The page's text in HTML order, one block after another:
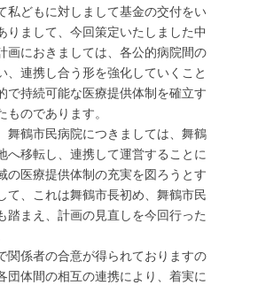
私どもに対しまして基金の交付をい
りまして、今回策定いたしました中
画におきましては、各公的病院間の
、連携し合う形を強化していくこと
で持続可能な医療提供体制を確立す
ものであります。
舞鶴市民病院につきましては、舞鶴
へ移転し、連携して運営することに
の医療提供体制の充実を図ろうとす
て、これは舞鶴市長初め、舞鶴市民
踏まえ、計画の見直しを今回行った
関係者の合意が得られておりますの
団体間の相互の連携により、着実に